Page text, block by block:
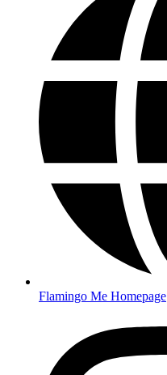
Flamingo Me Homepage